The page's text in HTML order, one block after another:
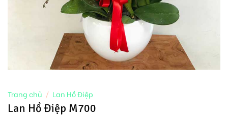
Trang chủ / Lan Hồ Điệp
Lan Hồ Điệp M700